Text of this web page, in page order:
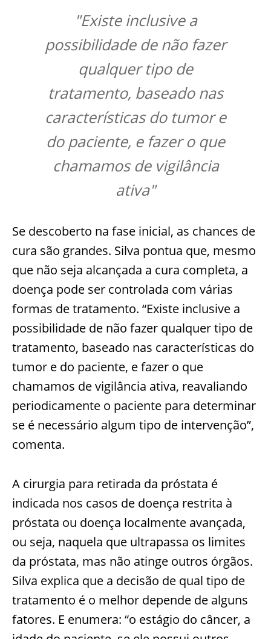
"Existe inclusive a
possibilidade de não fazer
qualquer tipo de
tratamento, baseado nas
características do tumor e
do paciente, e fazer o que
chamamos de vigilância
ativa"
Se descoberto na fase inicial, as chances de
cura são grandes. Silva pontua que, mesmo
que não seja alcançada a cura completa, a
doença pode ser controlada com várias
formas de tratamento. “Existe inclusive a
possibilidade de não fazer qualquer tipo de
tratamento, baseado nas características do
tumor e do paciente, e fazer o que
chamamos de vigilância ativa, reavaliando
periodicamente o paciente para determinar
se é necessário algum tipo de intervenção”,
comenta.
A cirurgia para retirada da próstata é
indicada nos casos de doença restrita à
próstata ou doença localmente avançada,
ou seja, naquela que ultrapassa os limites
da próstata, mas não atinge outros órgãos.
Silva explica que a decisão de qual tipo de
tratamento é o melhor depende de alguns
fatores. E enumera: “o estágio do câncer, a